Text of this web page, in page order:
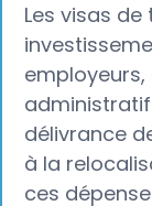
Les visas
délivrance
à la
ces